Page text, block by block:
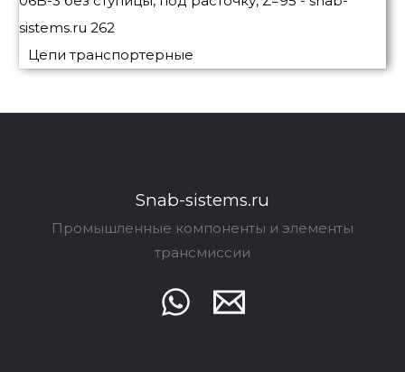
Цепи транспортерные
Snab-sistems.ru
Промышленные компоненты и элементы
трансмиссии